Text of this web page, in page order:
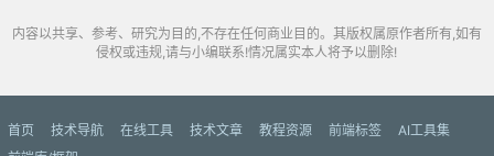
内容以共享、参考、研究为目的,不存在任何商业目的。其版权属原作者所有,如有
侵权或违规,请与小编联系!情况属实本人将予以删除!
首页 技术导航 在线工具 技术文章 教程资源 前端标签
AI工具集